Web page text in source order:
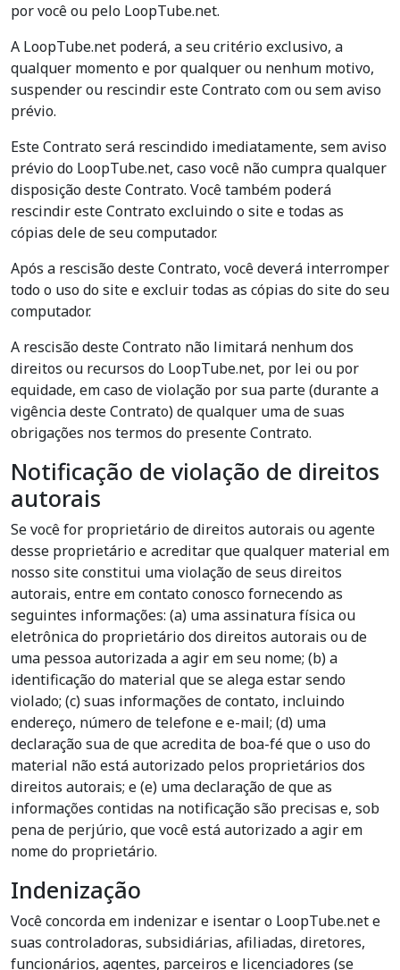
por você ou pelo LoopTube.net.
A LoopTube.net poderá, a seu critério exclusivo, a
qualquer momento e por qualquer ou nenhum motivo,
suspender ou rescindir este Contrato com ou sem aviso
prévio.
Este Contrato será rescindido imediatamente, sem aviso
prévio do LoopTube.net, caso você não cumpra qualquer
disposição deste Contrato. Você também poderá
rescindir este Contrato excluindo o site e todas as
cópias dele de seu computador.
Após a rescisão deste Contrato, você deverá interromper
todo o uso do site e excluir todas as cópias do site do seu
computador.
A rescisão deste Contrato não limitará nenhum dos
direitos ou recursos do LoopTube.net, por lei ou por
equidade, em caso de violação por sua parte (durante a
vigência deste Contrato) de qualquer uma de suas
obrigações nos termos do presente Contrato.
Notificação de violação de direitos
autorais
Se você for proprietário de direitos autorais ou agente
desse proprietário e acreditar que qualquer material em
nosso site constitui uma violação de seus direitos
autorais, entre em contato conosco fornecendo as
seguintes informações: (a) uma assinatura física ou
eletrônica do proprietário dos direitos autorais ou de
uma pessoa autorizada a agir em seu nome; (b) a
identificação do material que se alega estar sendo
violado; (c) suas informações de contato, incluindo
endereço, número de telefone e e-mail; (d) uma
declaração sua de que acredita de boa-fé que o uso do
material não está autorizado pelos proprietários dos
direitos autorais; e (e) uma declaração de que as
informações contidas na notificação são precisas e, sob
pena de perjúrio, que você está autorizado a agir em
nome do proprietário.
Indenização
Você concorda em indenizar e isentar o LoopTube.net e
suas controladoras, subsidiárias, afiliadas, diretores,
funcionários, agentes, parceiros e licenciadores (se